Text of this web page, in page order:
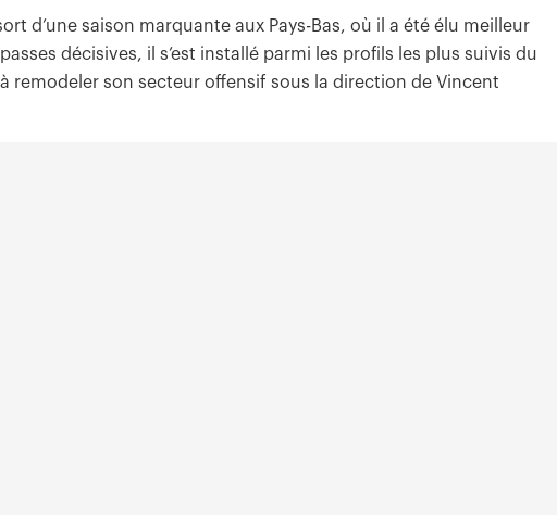
d’une saison marquante aux Pays-Bas, où il a été élu meilleur
décisives, il s’est installé parmi les profils les plus suivis du
remodeler son secteur offensif sous la direction de Vincent